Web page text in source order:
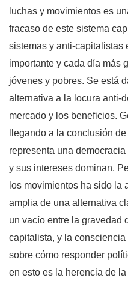
luchas y movimientos es
fracaso de este sistema
sistemas y anti-capitalistas
importante y cada día más
jóvenes y pobres. Se está
alternativa a la locura anti-
mercado y los beneficios.
llegando a la conclusión
representa una
y sus intereses dominan.
los movimientos ha sido la
amplia de una alternativa
un vacío entre la gravedad
capitalista, y la
sobre cómo responder
en esto es la herencia de